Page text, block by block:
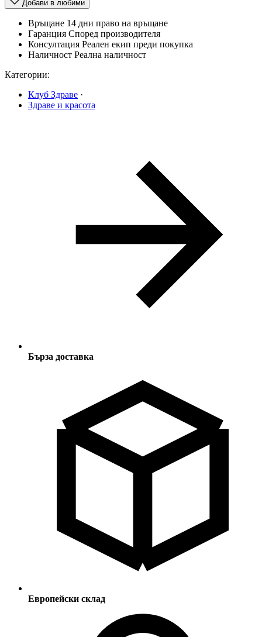
Добави в любими
Връщане 14 дни право на връщане
Гаранция Според производителя
Консултация Реален екип преди покупка
Наличност Реална наличност
Категории:
Клуб Здраве ·
Здраве и красота
Бърза доставка
Европейски склад